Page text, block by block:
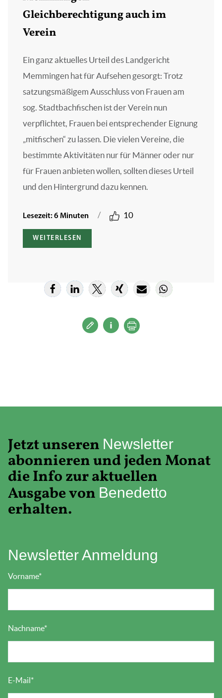
Gleichberechtigung auch im
Verein
Ein ganz aktuelles Urteil des Landgericht
Memmingen hat für Aufsehen gesorgt: Trotz
satzungsmäßigem Ausschluss von Frauen am
sog. Stadtbachfischen ist der Verein nun
verpflichtet, Frauen bei entsprechender Eignung
„mitfischen“ zu lassen. Die vielen Vereine, die
bestimmte Aktivitäten nur für Männer oder nur
für Frauen anbieten wollen, sollten dieses Urteil
und den Hintergrund dazu kennen.
Lesezeit: 6 Minuten / 10
WEITERLESEN
Jetzt unseren Newsletter
abonnieren und jeden Monat
die Info zur aktuellen
Ausgabe von Benedetto
erhalten.
Newsletter Anmeldung
Vorname*
Nachname*
E-Mail *